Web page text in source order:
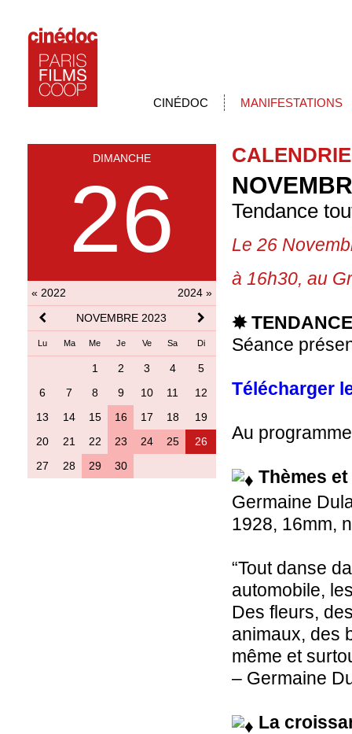
CINÉDOC MANIFESTATIONS
DIMANCHE
26
« 2022
2024 »
NOVEMBRE 2023
Lu Ma Me Je Ve Sa Di
1 2 3 4
5
6
7 8 9 10 11
12
13
14 15 16 17 18
19
20
21 22 23 24 25
26
27
28 29 30
Tendance
Le 26
à 16h30, au
✸
Séance
Télécharger
Au
Thèmes
Germaine
1928, 16mm,
“Tout danse
automobile,
Des fleurs,
animaux, des
même et
– Germaine
La